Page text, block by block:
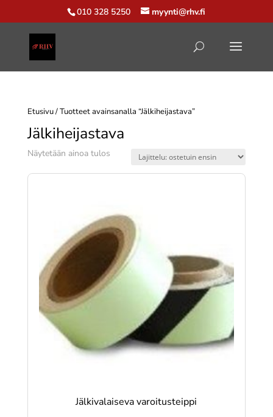
010 328 5250 myynti@rhv.fi
Etusivu/ Tuotteet avainsanalla “Jälkiheijastava”
Jälkiheijastava
Näytetään ainoa tulos
Jälkivalaiseva varoitusteippi